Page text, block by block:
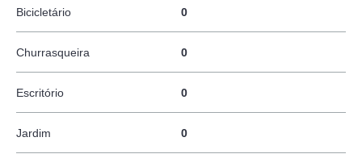
Bicicletário 0
Churrasqueira 0
Escritório 0
Jardim 0